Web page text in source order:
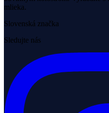
mlieka.
Slovenská značka
Sledujte nás